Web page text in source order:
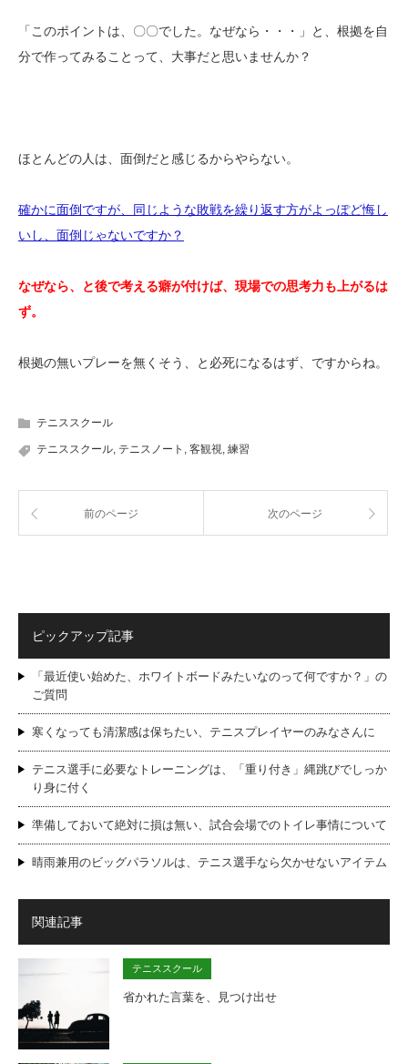
「このポイントは、〇〇でした。なぜなら・・・」と、根拠を自
分で作ってみることって、大事だと思いませんか？
ほとんどの人は、面倒だと感じるからやらない。
確かに面倒ですが、同じような敗戦を繰り返す方がよっぽど悔し
いし、面倒じゃないですか？
なぜなら、と後で考える癖が付けば、現場での思考力も上がるは
ず。
根拠の無いプレーを無くそう、と必死になるはず、ですからね。
テニススクール
テニススクール テニスノート 客観視 練習
前のページ 次のページ
ピックアップ記事
「最近使い始めた、ホワイトボードみたいなのって何ですか？」の
ご質問
寒くなっても清潔感は保ちたい、テニスプレイヤーのみなさんに
テニス選手に必要なトレーニングは、「重り付き」縄跳びでしっか
り身に付く
準備しておいて絶対に損は無い、試合会場でのトイレ事情について
晴雨兼用のビッグパラソルは、テニス選手なら欠かせないアイテム
関連記事
テニススクール
省かれた言葉を、見つけ出せ